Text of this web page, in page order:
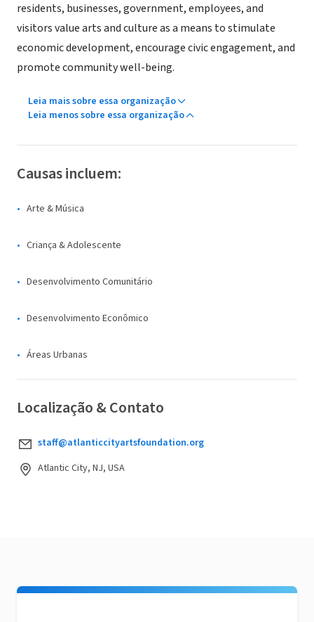
residents, businesses, government, employees, and
visitors value arts and culture as a means to stimulate
economic development, encourage civic engagement, and
promote community well-being.
Leia mais sobre essa organização
Leia menos sobre essa organização
Causas incluem:
Arte & Música
Criança & Adolescente
Desenvolvimento Comunitário
Desenvolvimento Econômico
Áreas Urbanas
Localização & Contato
staff@atlanticcityartsfoundation.org
Atlantic City, NJ, USA